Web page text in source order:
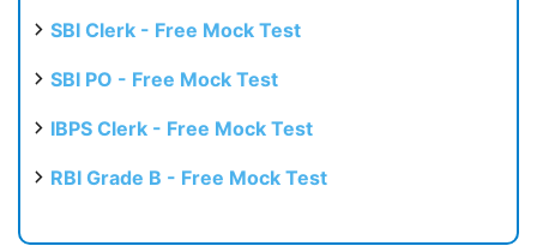
SBI Clerk - Free Mock Test
SBI PO - Free Mock Test
IBPS Clerk - Free Mock Test
RBI Grade B - Free Mock Test